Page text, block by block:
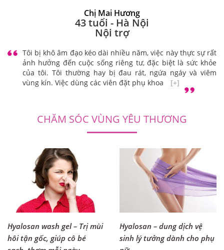
Chị Mai Hương
43 tuổi - Hà Nội
Nội trợ
Tôi bị khô âm đạo kéo dài nhiều năm, việc này thực sự rất
ảnh hưởng đến cuộc sống riêng tư, đặc biệt là sức khỏe
của tôi. Tôi thường hay bị đau rát, ngứa ngáy và viêm
CHĂM SÓC VÙNG YÊU THƯƠNG
Hyalosan wash gel – Trị mùi
Hyalosan – dung dịch vệ